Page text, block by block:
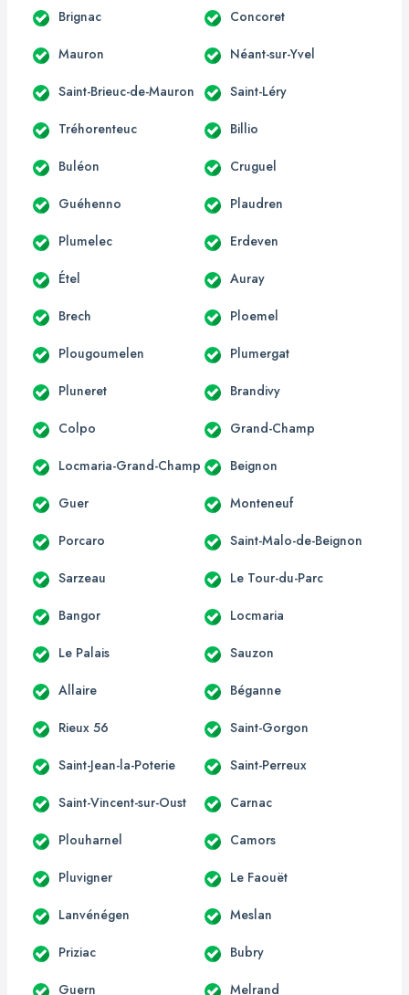
Brignac Concoret
Mauron Néant-sur-Yvel
Saint-Brieuc-de-Mauron Saint-Léry
Tréhorenteuc Billio
Buléon Cruguel
Guéhenno Plaudren
Plumelec Erdeven
Étel Auray
Brech Ploemel
Plougoumelen Plumergat
Pluneret Brandivy
Colpo Grand-Champ
Locmaria-Grand-Champ Beignon
Guer Monteneuf
Porcaro Saint-Malo-de-Beignon
Sarzeau Le Tour-du-Parc
Bangor Locmaria
Le Palais Sauzon
Allaire Béganne
Rieux 56 Saint-Gorgon
Saint-Jean-la-Poterie Saint-Perreux
Saint-Vincent-sur-Oust Carnac
Plouharnel Camors
Pluvigner Le Faouët
Lanvénégen Meslan
Priziac Bubry
Guern Melrand